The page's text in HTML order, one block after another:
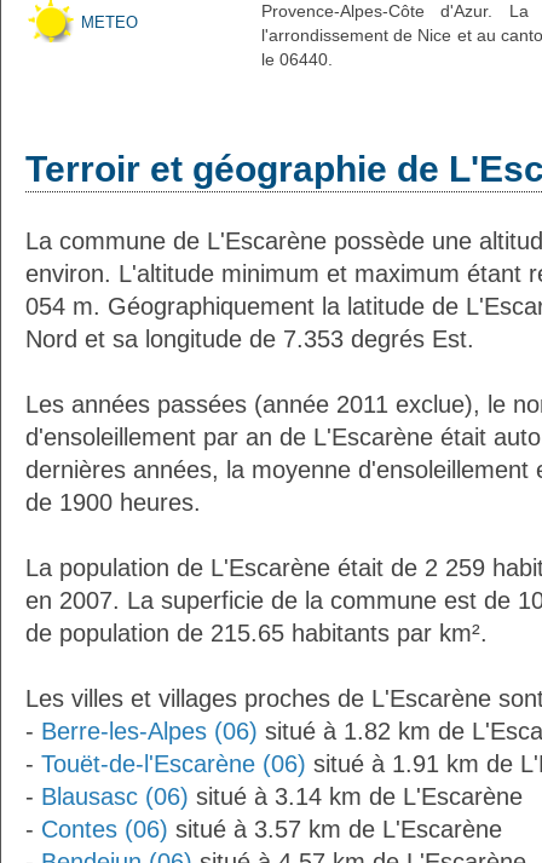
METEO
Provence-Alpes-Côte d'Azur.
l'arrondissement de Nice et au
le 06440.
Terroir et géographie de
La commune de L'Escarène possède une
environ. L'altitude minimum et maximum étant
054 m. Géographiquement la latitude de
Nord et sa longitude de 7.353 degrés Est.
Les années passées (année 2011 exclue), le
d'ensoleillement par an de L'Escarène était
dernières années, la moyenne d'ensoleillement
de 1900 heures.
La population de L'Escarène était de 2 259
en 2007. La superficie de la commune est de
de population de 215.65 habitants par km².
Les villes et villages proches de L'Escarène
- Berre-les-Alpes (06) situé à 1.82 km de
- Touët-de-l'Escarène (06) situé à 1.91 km de
- Blausasc (06) situé à 3.14 km de L'Escarène
- Contes (06) situé à 3.57 km de L'Escarène